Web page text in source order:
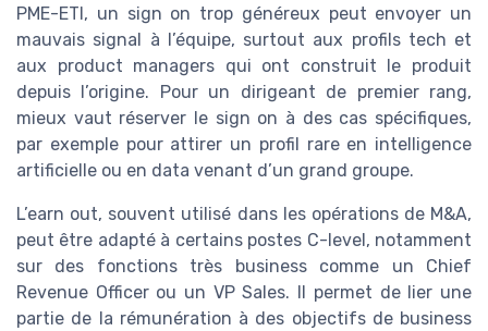
PME-ETI, un sign on trop généreux peut envoyer un
mauvais signal à l’équipe, surtout aux profils tech et
aux product managers qui ont construit le produit
depuis l’origine. Pour un dirigeant de premier rang,
mieux vaut réserver le sign on à des cas spécifiques,
par exemple pour attirer un profil rare en intelligence
artificielle ou en data venant d’un grand groupe.
L’earn out, souvent utilisé dans les opérations de M&A,
peut être adapté à certains postes C-level, notamment
sur des fonctions très business comme un Chief
Revenue Officer ou un VP Sales. Il permet de lier une
partie de la rémunération à des objectifs de business